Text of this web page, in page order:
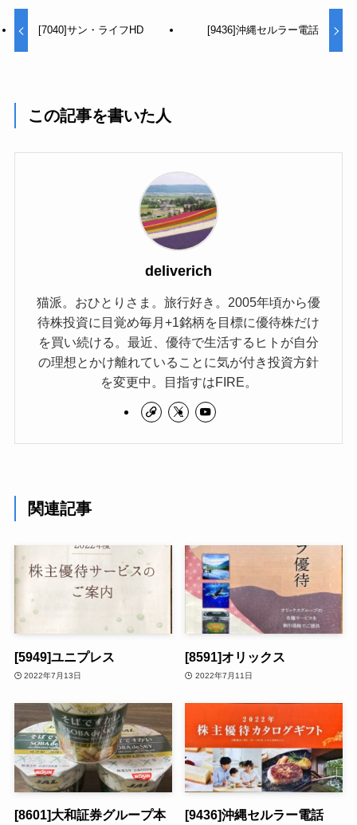
[7040]サン・ライフHD [9436]沖縄セルラー電話
この記事を書いた人
deliverich
猫派。おひとりさま。旅行好き。2005年頃から優
待株投資に目覚め毎月+1銘柄を目標に優待株だけ
を買い続ける。最近、優待で生活するヒトが自分
の理想とかけ離れていることに気が付き投資方針
を変更中。目指すはFIRE。
関連記事
[5949]ユニプレス
2022年7月13日
[8591]オリックス
2022年7月11日
[8601]大和証券グループ本
[9436]沖縄セルラー電話